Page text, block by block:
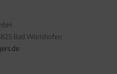
Bad Wörishofen